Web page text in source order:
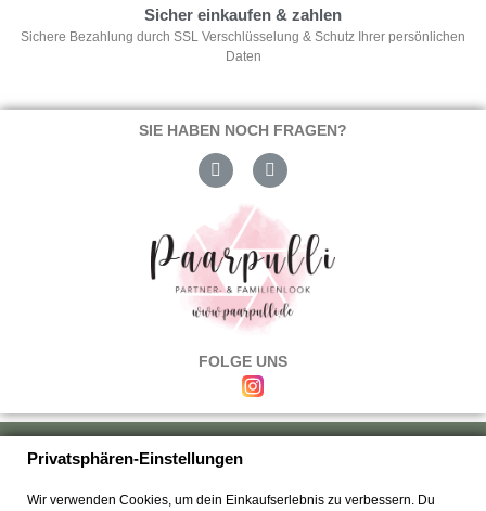
Sicher einkaufen & zahlen
Sichere Bezahlung durch SSL Verschlüsselung & Schutz Ihrer persönlichen
Daten
SIE HABEN NOCH FRAGEN?
FOLGE UNS
Über uns|Versand & Zahlung|Umtausch & Rückgabe
Kontakt
Privatsphären-Einstellungen
Wir verwenden Cookies, um dein Einkaufserlebnis zu verbessern. Du